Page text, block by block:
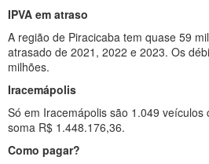
IPVA em atraso
A região de Piracicaba tem quase 59
atrasado de 2021, 2022 e 2023. Os
milhões.
Iracemápolis
Só em Iracemápolis são 1.049 veículos
soma R$ 1.448.176,36.
Como pagar?